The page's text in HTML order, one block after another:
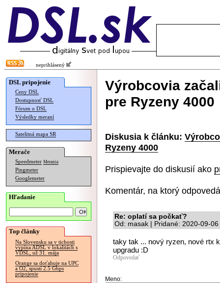
neprihlásený
DSL pripojenie
Ceny DSL
Dostupnosť DSL
Fórum o DSL
Výsledky meraní
Satelitná mapa SR
Merače
Speedmeter Merania
Pingmeter
Googlemeter
Hľadanie
Top články
Na Slovensku sa v tichosti
vypína ADSL v lokalitách s
VDSL, už 31. mája
Orange sa doťahuje na UPC
a O2, spustí 2.5 Gbps
pripojenie
Výrobcovia
pre Ryzeny 4000
Diskusia k článku:
Ryzeny 4000
Prispievajte do diskusií ako
Komentár, na ktorý
Re: oplatí sa počkať?
Od: masak | Pridané: 2020-09-
taky tak ... nový ryzen, nové rtx
upgradu :D
Odpovedať
Meno: